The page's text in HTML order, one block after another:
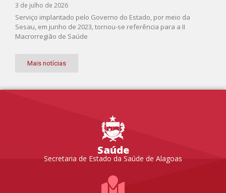
3 de julho de 2026
Serviço implantado pelo Governo do Estado, por meio da
Sesau, em junho de 2023, tornou-se referência para a II
Macrorregião de Saúde
Mais notícias
Saúde
Secretaria de Estado da Saúde de Alagoas